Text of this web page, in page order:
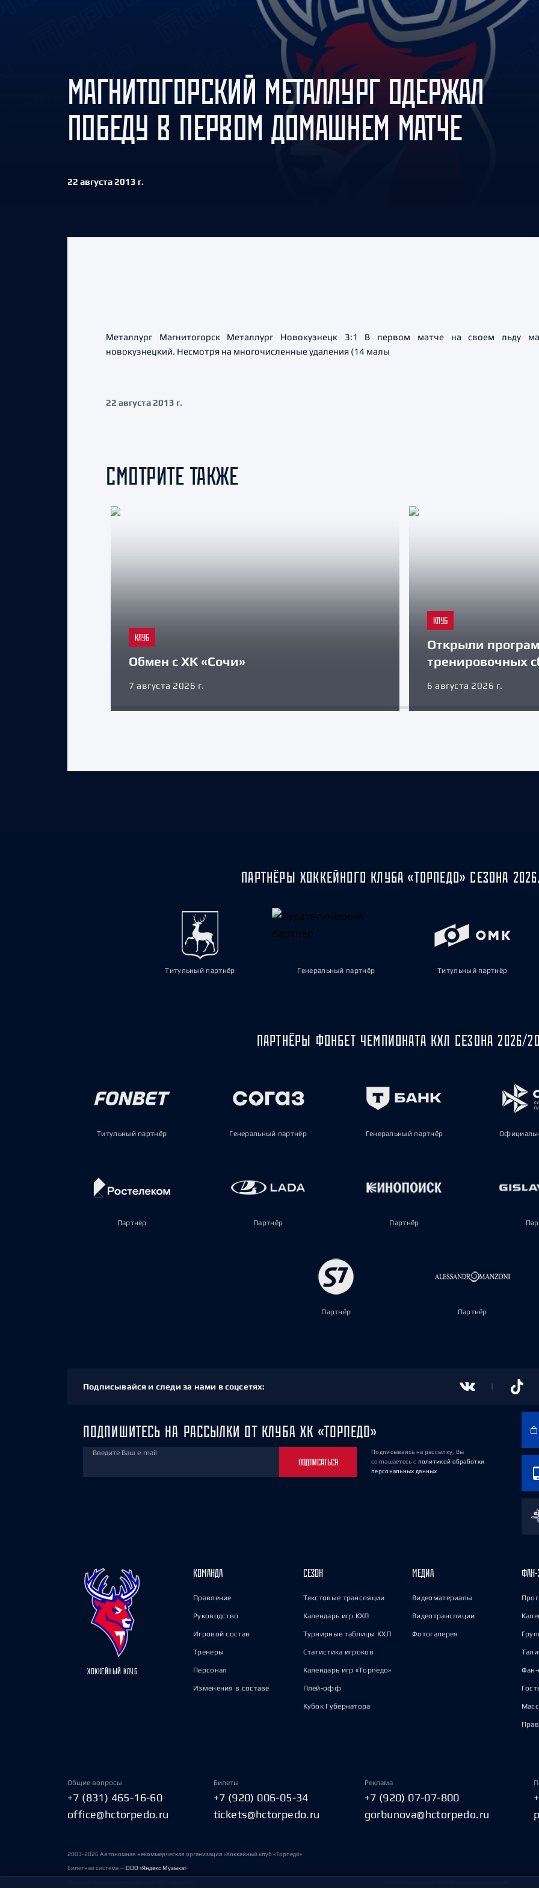
Амур
Барыс
Салават Юлаев
Сибирь
МАГНИТОГОРСКИЙ МЕТАЛЛУРГ ОДЕРЖАЛ
ПОБЕДУ В ПЕРВОМ ДОМАШНЕМ МАТЧЕ
22 августа 2013 г.
Металлург Магнитогорск Металлург Новокузнецк 3:1 В первом матче на своем льду
новокузнецкий. Несмотря на многочисленные удаления (14 малы
22 августа 2013 г.
СМОТРИТЕ ТАКЖЕ
КЛУБ
Обмен с ХК «Сочи»
7 августа 2026 г.
КЛУБ
Открыли
тренировочных
6 августа 2026 г.
ПАРТНЁРЫ ХОККЕЙНОГО КЛУБА «ТОРПЕДО» СЕЗОНА
Титульный партнёр Генеральный партнёр Титульный партнёр
ПАРТНЁРЫ ФОНБЕТ ЧЕМПИОНАТА КХЛ СЕЗОНА 2026/
Титульный партнёр Генеральный партнёр Генеральный партнёр
Партнёр Партнёр Партнёр
Партнёр Партнёр
Подписывайся и следи за нами в соцсетях:
ПОДПИШИТЕСЬ НА РАССЫЛКИ ОТ КЛУБА ХК «ТОРПЕДО»
Введите Ваш e-mail
ПОДПИСАТЬСЯ
Подписываясь на рассылку, Вы
соглашаетесь с политикой обработки
персональных данных
ХОККЕЙНЫЙ КЛУБ
КОМАНДА
Правление
Руководство
Игровой состав
Тренеры
Персонал
Изменения в составе
СЕЗОН
Текстовые трансляции
Календарь игр КХЛ
Турнирные таблицы КХЛ
Статистика игроков
Календарь игр «Торпедо»
Плей-офф
Кубок Губернатора
МЕДИА
Видеоматериалы
Видеотрансляции
Фотогалерея
ФАН-
Фан-
Общие вопросы
+7 (831) 465-16-60
office@hctorpedo.ru
Билеты
+7 (920) 006-05-34
tickets@hctorpedo.ru
Реклама
+7 (920) 07-07-800
gorbunova@hctorpedo.ru
2003-2026 Автономная некоммерческая организация «Хоккейный клуб «Торпедо»
Билетная система —ООО «Яндекс Музыка»